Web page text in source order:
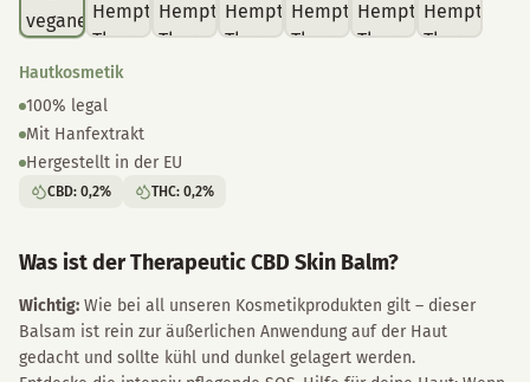
Hautkosmetik
100% legal
Mit Hanfextrakt
Hergestellt in der EU
CBD: 0,2% THC: 0,2%
Was ist der Therapeutic CBD Skin Balm?
Wichtig: Wie bei all unseren Kosmetikprodukten gilt – dieser
Balsam ist rein zur äußerlichen Anwendung auf der Haut
gedacht und sollte kühl und dunkel gelagert werden.